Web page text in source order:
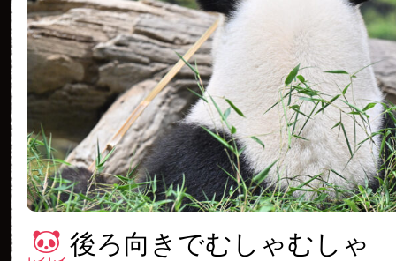
後ろ向きでむしゃむしゃ